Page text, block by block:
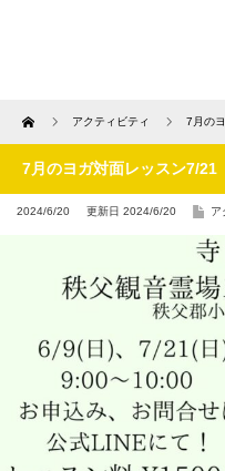
Home アクティビティ 7月の
7月のヨガ対面レッスン7/21
2024/6/20 更新日 2024/6/20 ア